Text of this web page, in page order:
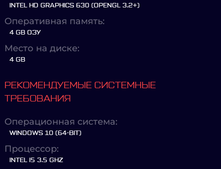
INTEL HD GRAPHICS 630 (OPENGL 3.2+)
Оперативная память:
4 GB ОЗУ
Место на диске:
4 GB
РЕКОМЕНДУЕМЫЕ СИСТЕМНЫЕ
ТРЕБОВАНИЯ
Операционная система:
WINDOWS 10 (64-BIT)
Процессор:
INTEL I5 3.5 GHZ